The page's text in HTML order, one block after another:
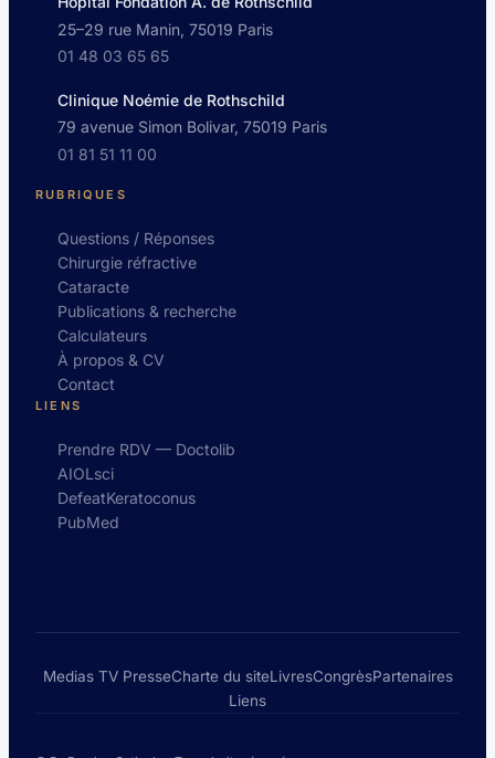
25–29 rue Manin, 75019 Paris
01 48 03 65 65
Clinique Noémie de Rothschild
79 avenue Simon Bolivar, 75019 Paris
01 81 51 11 00
RUBRIQUES
Questions / Réponses
Chirurgie réfractive
Cataracte
Publications & recherche
Calculateurs
À propos & CV
Contact
LIENS
Prendre RDV — Doctolib
AIOLsci
DefeatKeratoconus
PubMed
Medias TV PresseCharte du siteLivresCongrèsPartenaires
Liens